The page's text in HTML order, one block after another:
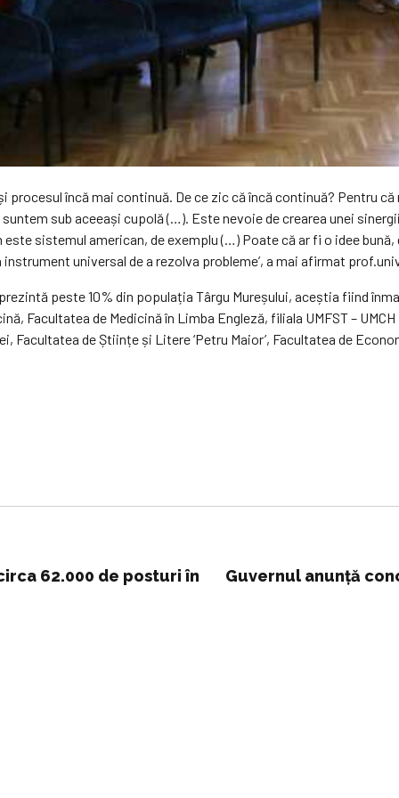
procesul încă mai continuă. De ce zic că încă continuă? Pentru
sub aceeași cupolă (…). Este nevoie de crearea unei
sistemul american, de exemplu (…) Poate că ar fi o idee
universal de a rezolva probleme’, a mai afirmat
peste 10% din populația Târgu Mureșului, aceștia fiind
Facultatea de Medicină în Limba Engleză, filiala UMFST –
Facultatea de Științe și Litere ‘Petru Maior’, Facultatea de
62.000 de posturi în Guvernul anunță